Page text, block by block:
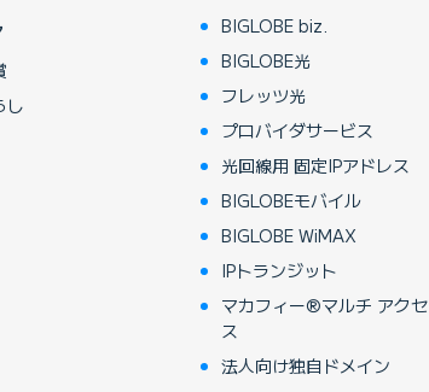
し
BIGLOBE biz.
BIGLOBE光
フレッツ光
プロバイダサービス
光回線用 固定IPアドレス
BIGLOBEモバイル
BIGLOBE WiMAX
IPトランジット
マカフィー®マルチ アクセ
ス
法人向け独自ドメイン